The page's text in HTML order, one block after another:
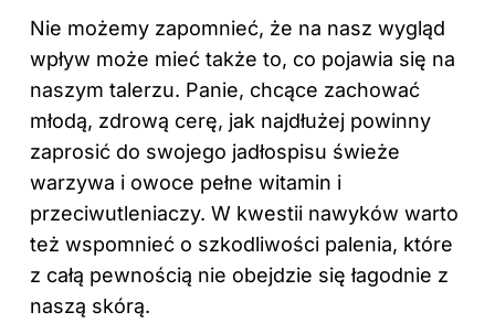
Nie możemy zapomnieć, że na nasz wygląd
wpływ może mieć także to, co pojawia się na
naszym talerzu. Panie, chcące zachować
młodą, zdrową cerę, jak najdłużej powinny
zaprosić do swojego jadłospisu świeże
warzywa i owoce pełne witamin i
przeciwutleniaczy. W kwestii nawyków warto
też wspomnieć o szkodliwości palenia, które
z całą pewnością nie obejdzie się łagodnie z
naszą skórą.